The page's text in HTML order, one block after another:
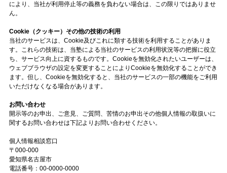
により、当社が利用停止等の義務を負わない場合は、この限りではありませ
ん。
Cookie（クッキー）その他の技術の利用
当社のサービスは、Cookie及びこれに類する技術を利用することがありま
す。これらの技術は、当塾による当社のサービスの利用状況等の把握に役立
ち、サービス向上に資するものです。Cookieを無効化されたいユーザーは、
ウェブブラウザの設定を変更することによりCookieを無効化することができ
ます。但し、Cookieを無効化すると、当社のサービスの一部の機能をご利用
いただけなくなる場合があります。
お問い合わせ
開示等のお申出、ご意見、ご質問、苦情のお申出その他個人情報の取扱いに
関するお問い合わせは下記よりお問い合わせください。
個人情報相談窓口
〒000-000
愛知県名古屋市
電話番号：00-0000-0000